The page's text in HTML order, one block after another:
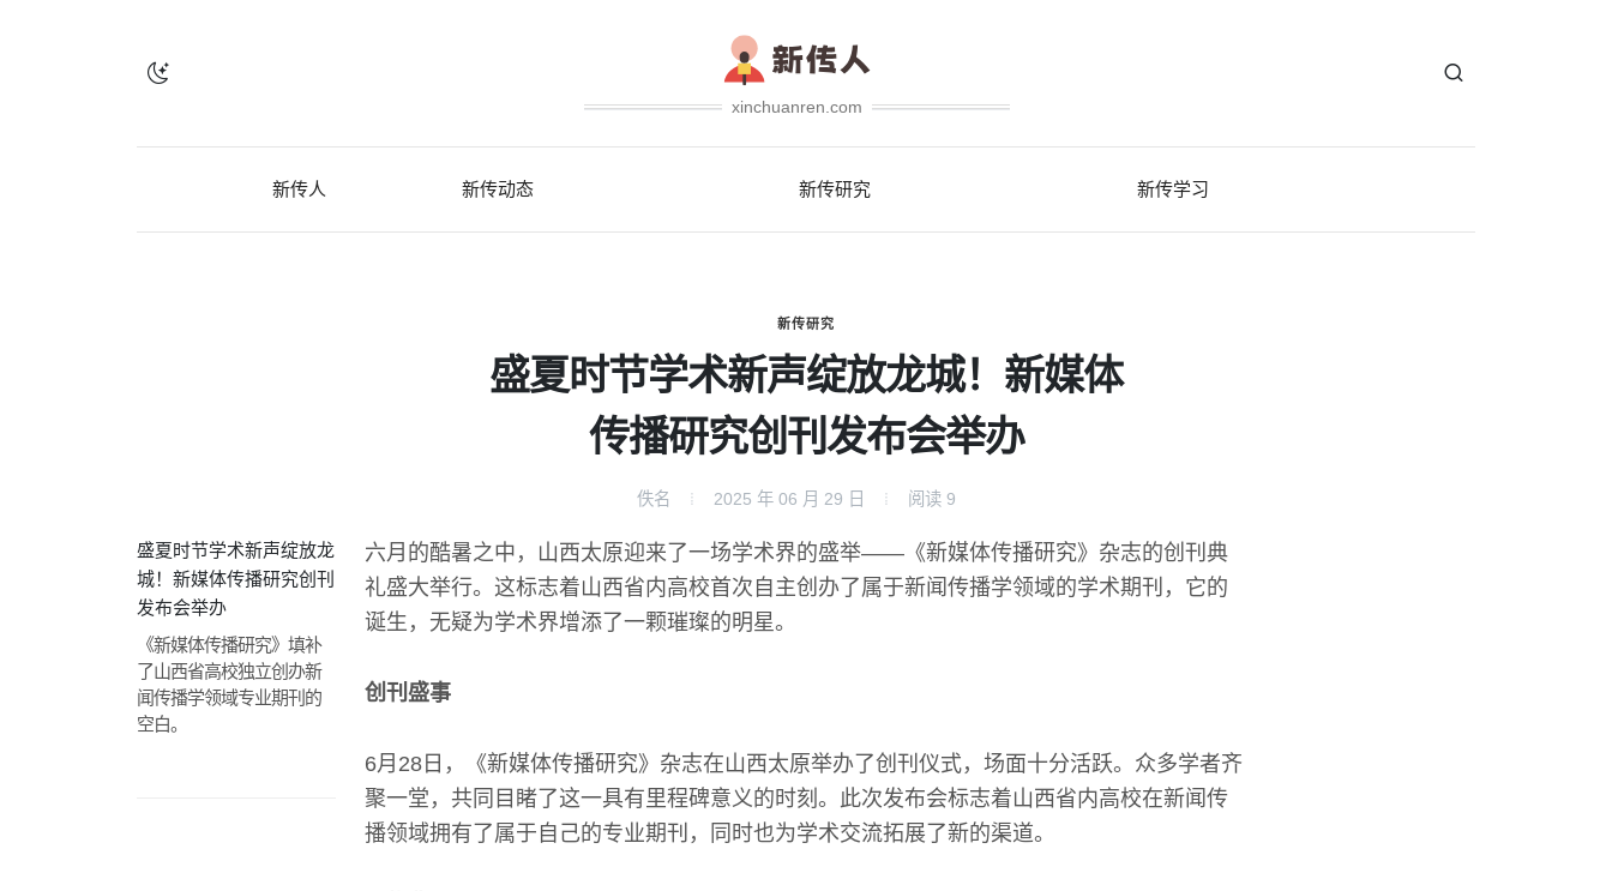
xinchuanren.com
新传人 新传动态 新传研究 新传学习
新传研究
盛夏时节学术新声绽放龙城！新媒体
传播研究创刊发布会举办
佚名 2025 年 06 月 29 日 阅读 9
盛夏时节学术新声绽放龙
城！新媒体传播研究创刊
发布会举办
《新媒体传播研究》填补
了山西省高校独立创办新
闻传播学领域专业期刊的
空白。
六月的酷暑之中，山西太原迎来了一场学术界的盛举——《新媒体传播研究》杂志的创刊典
礼盛大举行。这标志着山西省内高校首次自主创办了属于新闻传播学领域的学术期刊，它的
诞生，无疑为学术界增添了一颗璀璨的明星。
创刊盛事
6月28日，《新媒体传播研究》杂志在山西太原举办了创刊仪式，场面十分活跃。众多学者齐
聚一堂，共同目睹了这一具有里程碑意义的时刻。此次发布会标志着山西省内高校在新闻传
播领域拥有了属于自己的专业期刊，同时也为学术交流拓展了新的渠道。